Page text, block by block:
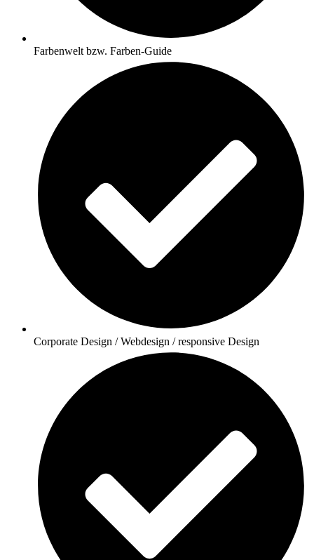
Farbenwelt bzw. Farben-Guide
Corporate Design / Webdesign / responsive Design